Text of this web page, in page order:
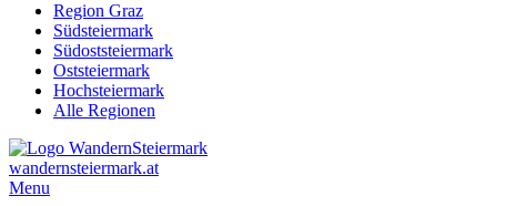
Region Graz
Südsteiermark
Südoststeiermark
Oststeiermark
Hochsteiermark
Alle Regionen
wandernsteiermark.at
Menu